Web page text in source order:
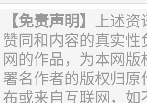
【免责声明】 上述资
赞同和内容的真实
网的作品，为本网
署名作者的版权归
布或来自互联网，